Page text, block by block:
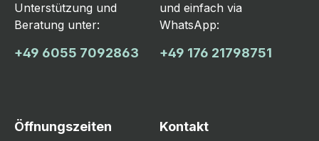
Unterstützung und
Beratung unter:
+49 6055 7092863
und einfach via
WhatsApp:
+49 176 21798751
Öffnungszeiten Kontakt